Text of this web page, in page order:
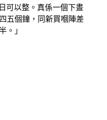
可以整。真係一個下晝
五個鐘，同新買嗰陣差
。 」